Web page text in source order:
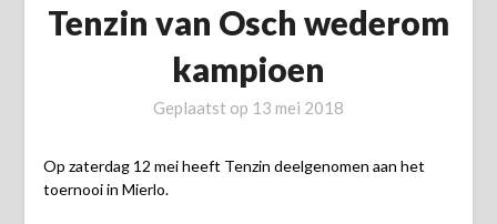
Tenzin van Osch wederom
kampioen
Geplaatst op 13 mei 2018
Op zaterdag 12 mei heeft Tenzin deelgenomen aan het
toernooi in Mierlo.